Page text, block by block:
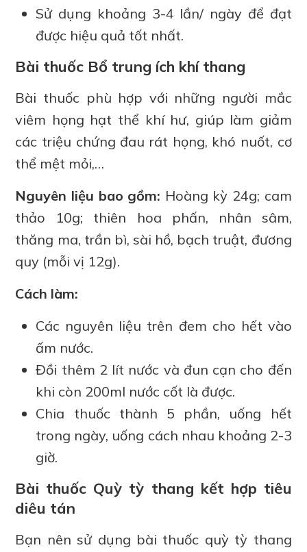
Sử dụng khoảng 3-4 lần/ ngày để đạt
được hiệu quả tốt nhất.
Bài thuốc Bổ trung ích khí thang
Bài thuốc phù hợp với những người mắc
viêm họng hạt thể khí hư, giúp làm giảm
các triệu chứng đau rát họng, khó nuốt, cơ
thể mệt mỏi,…
Nguyên liệu bao gồm: Hoàng kỳ 24g; cam
thảo 10g; thiên hoa phấn, nhân sâm,
thăng ma, trần bì, sài hồ, bạch truật, đương
quy (mỗi vị 12g).
Cách làm:
Các nguyên liệu trên đem cho hết vào
ấm nước.
Đồi thêm 2 lít nước và đun cạn cho đến
khi còn 200ml nước cốt là được.
Chia thuốc thành 5 phần, uống hết
trong ngày, uống cách nhau khoảng 2-3
giờ.
Bài thuốc Quỳ tỳ thang kết hợp tiêu
diêu tán
Bạn nên sử dụng bài thuốc quỳ tỳ thang